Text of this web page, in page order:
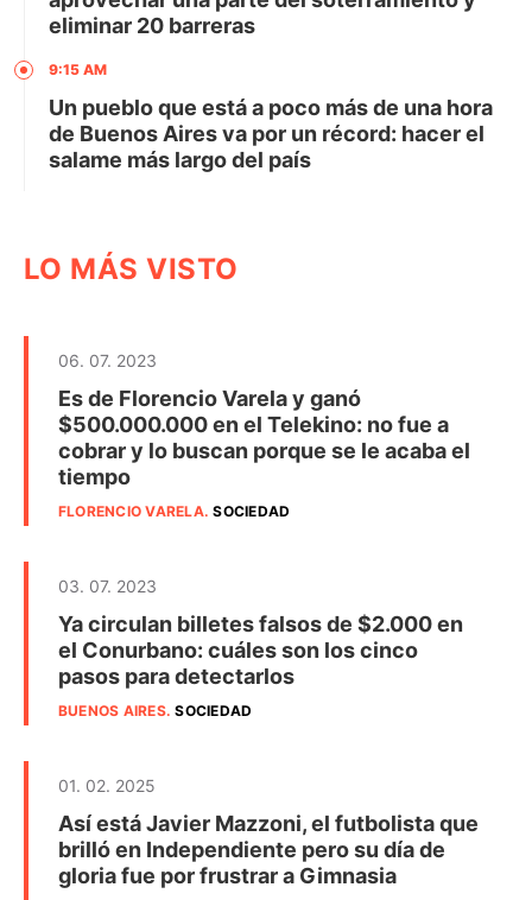
eliminar 20 barreras
9:15 AM
Un pueblo que está a poco más de una hora
de Buenos Aires va por un récord: hacer el
salame más largo del país
LO MÁS VISTO
06. 07. 2023
Es de Florencio Varela y ganó
$500.000.000 en el Telekino: no fue a
cobrar y lo buscan porque se le acaba el
tiempo
FLORENCIO VARELA.SOCIEDAD
03. 07. 2023
Ya circulan billetes falsos de $2.000 en
el Conurbano: cuáles son los cinco
pasos para detectarlos
BUENOS AIRES.SOCIEDAD
01. 02. 2025
Así está Javier Mazzoni, el futbolista que
brilló en Independiente pero su día de
gloria fue por frustrar a Gimnasia